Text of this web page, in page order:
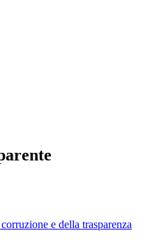
e della trasparenza